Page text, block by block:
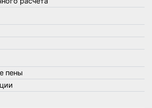
и отдыха
удлинители
черенки и насадки
и шпагаты
пены